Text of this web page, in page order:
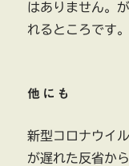
はありません。
れるところです。
他にも
新型コロナウイ
が遅れた反省か